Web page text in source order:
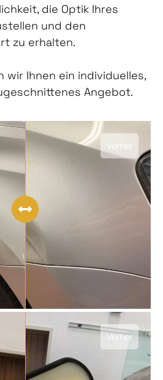
die Optik Ihres
und den
zu erhalten.
wir Ihnen ein individuelles,
Angebot.
Vorher
Vorher